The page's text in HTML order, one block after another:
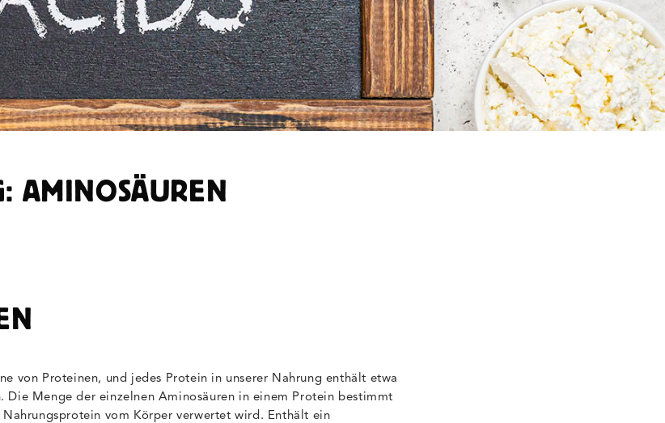
AMINOSÄUREN
von Proteinen, und jedes Protein in unserer Nahrung enthält etwa
Die Menge der einzelnen Aminosäuren in einem Protein bestimmt
vom Körper verwertet wird. Enthält ein